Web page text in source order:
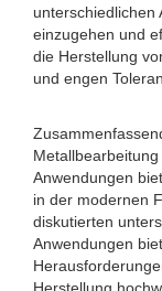
unterschiedlichen
einzugehen und
die Herstellung
und engen
Anwendungen
in der modernen
diskutierten
Anwendungen